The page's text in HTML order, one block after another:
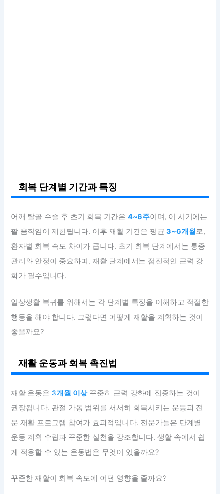
회복 단계별 기간과 특징
어깨 탈골 수술 후 초기 회복 기간은4~6주이며, 이 시기에는
팔 움직임이 제한됩니다. 이후 재활 기간은 평균3~6개월로,
환자별 회복 속도 차이가 큽니다. 초기 회복 단계에서는 통증
관리와 안정이 중요하며, 재활 단계에서는 점진적인 근력 강
화가 필수입니다.
일상생활 복귀를 위해서는 각 단계별 특징을 이해하고 적절한
행동을 해야 합니다. 그렇다면 어떻게 재활을 계획하는 것이
좋을까요?
재활 운동과 회복 촉진법
재활 운동은3개월 이상꾸준히 근력 강화에 집중하는 것이
권장됩니다. 관절 가동 범위를 서서히 회복시키는 운동과 전
문 재활 프로그램 참여가 효과적입니다. 전문가들은 단계별
운동 계획 수립과 꾸준한 실천을 강조합니다. 생활 속에서 쉽
게 적용할 수 있는 운동법은 무엇이 있을까요?
꾸준한 재활이 회복 속도에 어떤 영향을 줄까요?